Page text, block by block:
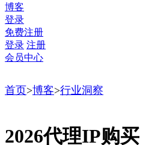
博客
登录
免费注册
登录 注册
会员中心
首页>博客>行业洞察
2026代理IP购买